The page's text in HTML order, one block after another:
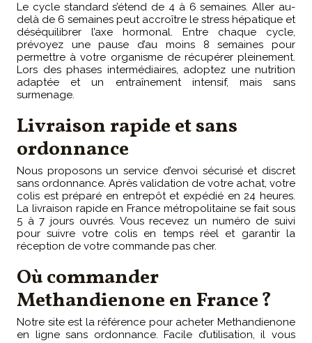
Le cycle standard s’étend de 4 à 6 semaines. Aller au-
delà de 6 semaines peut accroître le stress hépatique et
déséquilibrer l’axe hormonal. Entre chaque cycle,
prévoyez une pause d’au moins 8 semaines pour
permettre à votre organisme de récupérer pleinement.
Lors des phases intermédiaires, adoptez une nutrition
adaptée et un entraînement intensif, mais sans
surmenage.
Livraison rapide et sans
ordonnance
Nous proposons un service d’envoi sécurisé et discret
sans ordonnance. Après validation de votre achat, votre
colis est préparé en entrepôt et expédié en 24 heures.
La livraison rapide en France métropolitaine se fait sous
5 à 7 jours ouvrés. Vous recevez un numéro de suivi
pour suivre votre colis en temps réel et garantir la
réception de votre commande pas cher.
Où commander
Methandienone en France ?
Notre site est la référence pour acheter Methandienone
en ligne sans ordonnance. Facile d’utilisation, il vous